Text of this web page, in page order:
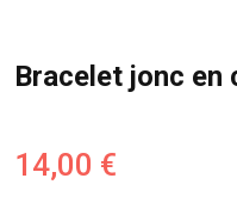
Bracelet jonc en
14,00 €